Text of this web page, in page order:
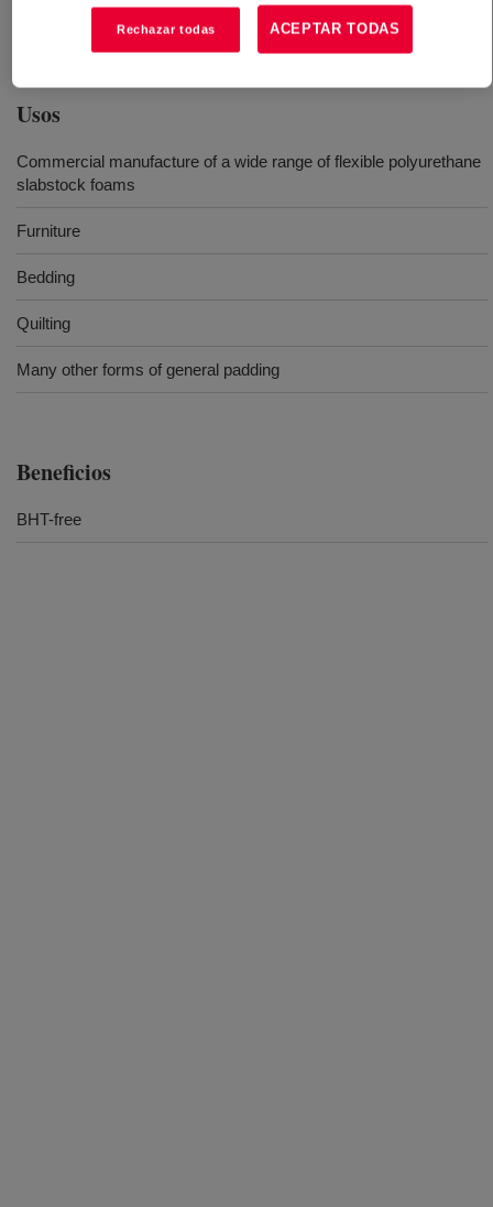
muebles, ropa de cama, tapicería y otras formas de
Usos
Commercial manufacture of a wide range of flexible polyurethane
slabstock foams
Furniture
Bedding
Quilting
Many other forms of general padding
Beneficios
BHT-free
Rechazar todas ACEPTAR TODAS